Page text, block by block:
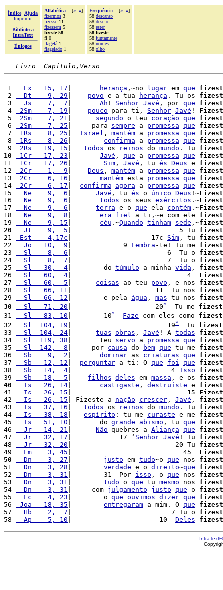
Índice
Ajuda
Imprimir
Biblioteca
IntraText
Èulogos
Alfabética [« »]
fizermos 3
fizesse 11
fizessem 5
fizeste 58
fl 0
flagelá 1
flagelado 1
Freqüência [« »]
58 descanso
58 desejo
58 ester
58 fizeste
58 juntamente
58 nomes
58 olho
Livro  Capítulo,Verso
1
  Ex   15, 17
herança ,~no lugar em que
2
  Dt    9, 29
povo e a tua herança . Tu os
3
  Js    7,  7
Ah ! Senhor Javé , por que
4
2Sm    7, 19 pouco para ti, Senhor Javé !
5
2Sm    7, 21 segundo o teu coração que
6
2Sm    7, 25 |     para sempre a promessa que
7
1Rs    8, 25 Israel , mantém a promessa que
8
1Rs    8, 26 confirma a promessa que
9
2Rs   19, 15 todos os reinos do mundo . Tu
10
1Cr   17, 23 Javé , que a promessa que
11
1Cr   17, 26 Sim , Javé , tu és Deus e
12
2Cr    1,  9 Deus , mantém a promessa que
13
2Cr    6, 16 mantém esta promessa que
14
2Cr    6, 17 confirma agora a promessa que
15
  Ne    9,  6
Javé , tu és o único Deus !~
16
  Ne    9,  6
todos os seus exércitos .~
17
  Ne    9,  6
terra e o que ela contém .~
18
  Ne    9,  8
era fiel a ti,~e com ele
19
  Ne    9, 15
céu .~Quando tinham sede ,~
20
  Jt    9,  5
|                           5 Tu
21
Est    4,17c |                    17c Sim , tu
22
  Jo   10,  9
|             9 Lembra -te! Tu me
23
  Sl    8,  6
|                        6  Tu o
24
  Sl    8,  7
|                        7  Tu o
25
  Sl   30,  4
|        do túmulo a minha vida ,
26
  Sl   60,  4
|                             4
27
  Sl   60,  5
coisas ao teu povo , e nos
28
  Sl   66, 11
|                     11  Tu nos
29
  Sl   66, 12
|        e pela água , mas tu nos
30
  Sl   71, 20
|                     20*
  Tu me
31
  Sl   83, 10
|        10* Faze com eles como
32
  Sl  104, 19
|                        19*
  Tu
33
  Sl  104, 24
tuas obras , Javé ! A todas
34
  Sl  119, 38
|       teu servo a promessa que
35
  Sl  142,  8
|     por causa do bem que tu me
36
  Sb    9,  2
dominar as criaturas que
37
  Sb   12, 12
perguntar a ti: O que foi que
38
  Sb   14,  4
|                         4 Isso
39
  Sb   18,  5
filhos deles em massa , e os
40
  Is   26, 14
castigaste , destruíste e
41
  Is   26, 15
|                             15
42
  Is   26, 15
| Fizeste a nação crescer , Javé ,
43
  Is   37, 16
todos os reinos do mundo . Tu
44
  Is   38, 18
espírito : tu me curaste e me
45
  Is   51, 10
|       do grande abismo , tu que
46
  Jr   14, 21
Não quebres a Aliança que
47
  Jr   32, 17
|            17 ‘ Senhor Javé ! Tu
48
  Jr   32, 20
|                          20 Tu
49
  Lm    3, 45
|                            45
50
  Dn    3, 27
justo em tudo~o que nos
51
  Dn    3, 28
verdade e o direito~que
52
  Dn    3, 31
|        31  Por isso , o que nos
53
  Dn    3, 31
tudo o que tu mesmo nos
54
  Dn    3, 31
|     com julgamento justo que o
55
  Lc    4, 23
|        o que ouvimos dizer que
56
Joa   18, 35 entregaram a mim. O que
57
  Hb    2,  7
|                         7 Tu o
58
  Ap    5, 10
|                      10 Deles
IntraText®